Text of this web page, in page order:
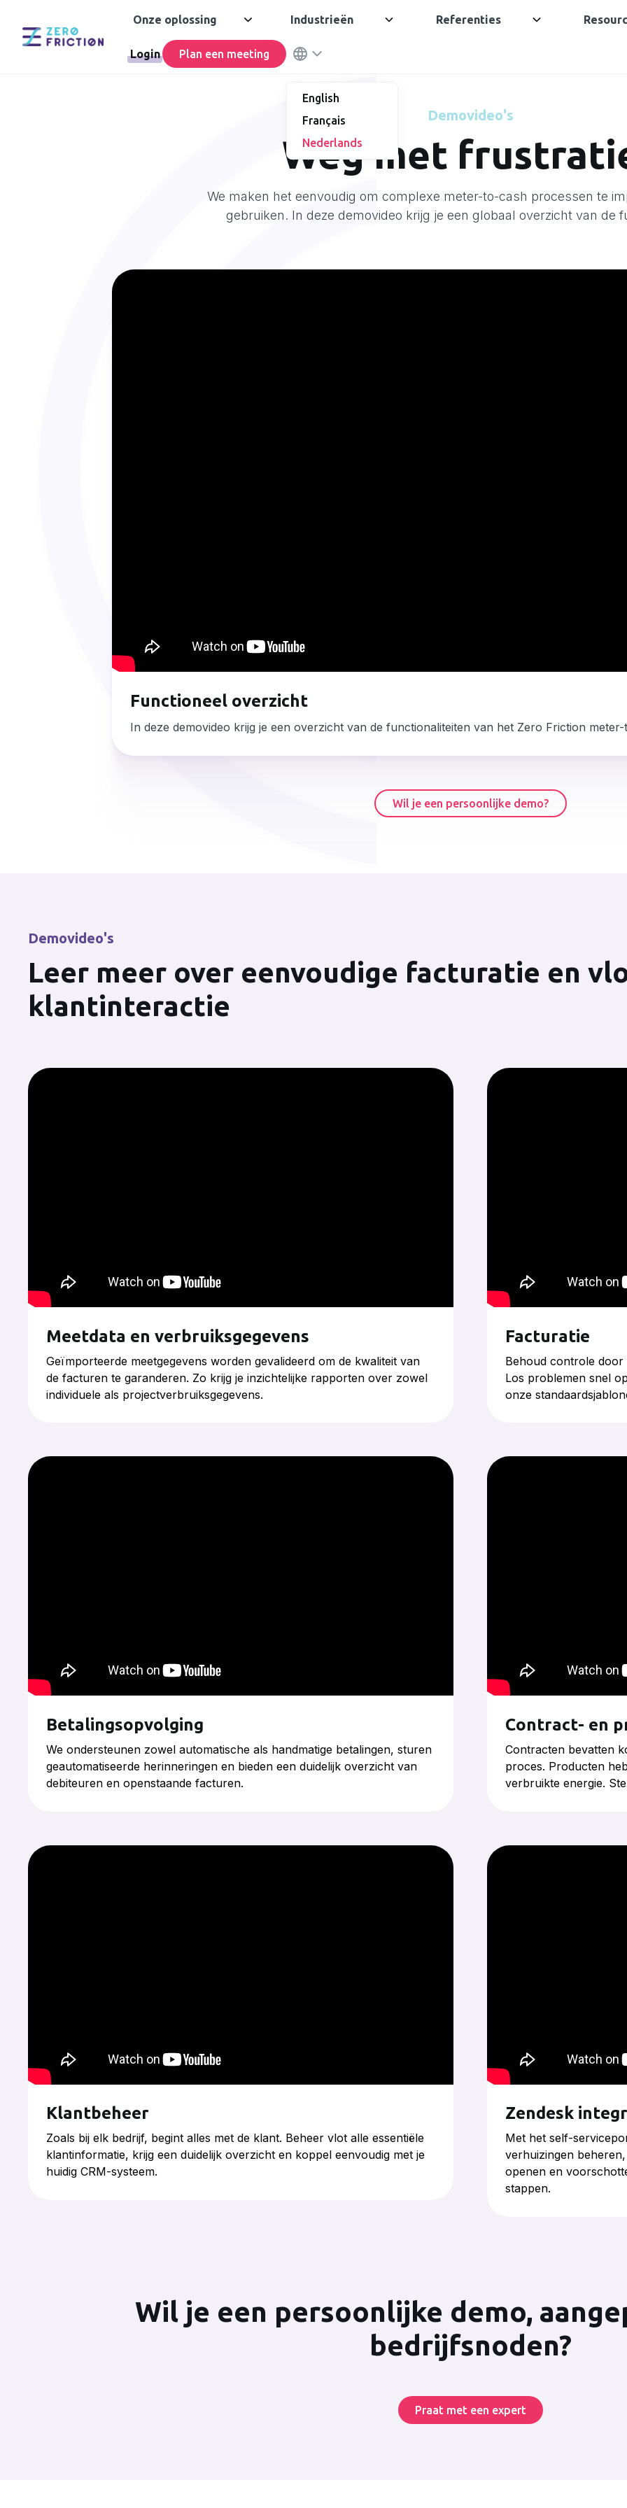
Onze oplossing Industrieën Referenties
Login Plan een meeting
English
Français
Nederlands
Demovideo's
Weg met
We maken het eenvoudig om complexe meter-to-cash processen te
gebruiken. In deze demovideo krijg je een globaal overzicht van de
Functioneel overzicht
In deze demovideo krijg je een overzicht van de functionaliteiten van het Zero Friction
Wil je een persoonlijke demo?
Demovideo's
Leer meer over eenvoudige facturatie en
klantinteractie
Meetdata en verbruiksgegevens
Geïmporteerde meetgegevens worden gevalideerd om de kwaliteit van
de facturen te garanderen. Zo krijg je inzichtelijke rapporten over zowel
individuele als projectverbruiksgegevens.
Facturatie
Behoud controle
Los problemen snel
onze
Betalingsopvolging
We ondersteunen zowel automatische als handmatige betalingen, sturen
geautomatiseerde herinneringen en bieden een duidelijk overzicht van
debiteuren en openstaande facturen.
Contract- en
Contracten bevatten
proces. Producten
verbruikte energie.
Klantbeheer
Zoals bij elk bedrijf, begint alles met de klant. Beheer vlot alle essentiële
klantinformatie, krijg een duidelijk overzicht en koppel eenvoudig met je
huidig CRM-systeem.
Zendesk
Met het self-
verhuizingen
openen en
stappen.
Wil je een persoonlijke demo,
bedrijfsnoden?
Praat met een expert